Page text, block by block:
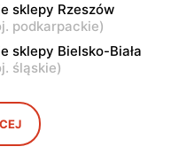
sklepy
ul. Pełkińska 147
ul. Grudzicka 45
sklepy Rzeszów
podkarpackie)
sklepy Bielsko-Biała
śląskie)